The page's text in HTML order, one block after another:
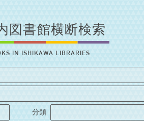
図書館横断検索
IN ISHIKAWA LIBRARIES
分類